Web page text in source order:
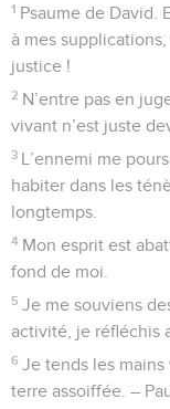
1 Psaume de David.
à mes
justice !
2 N’entre pas en
vivant n’est juste
3 L’ennemi me
habiter dans les
longtemps.
4 Mon esprit est
fond de moi.
5 Je me souviens
activité, je réfléchis
6 Je tends les
terre assoiffée. –